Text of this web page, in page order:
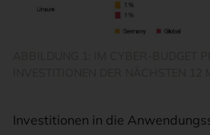
Investitionen in die